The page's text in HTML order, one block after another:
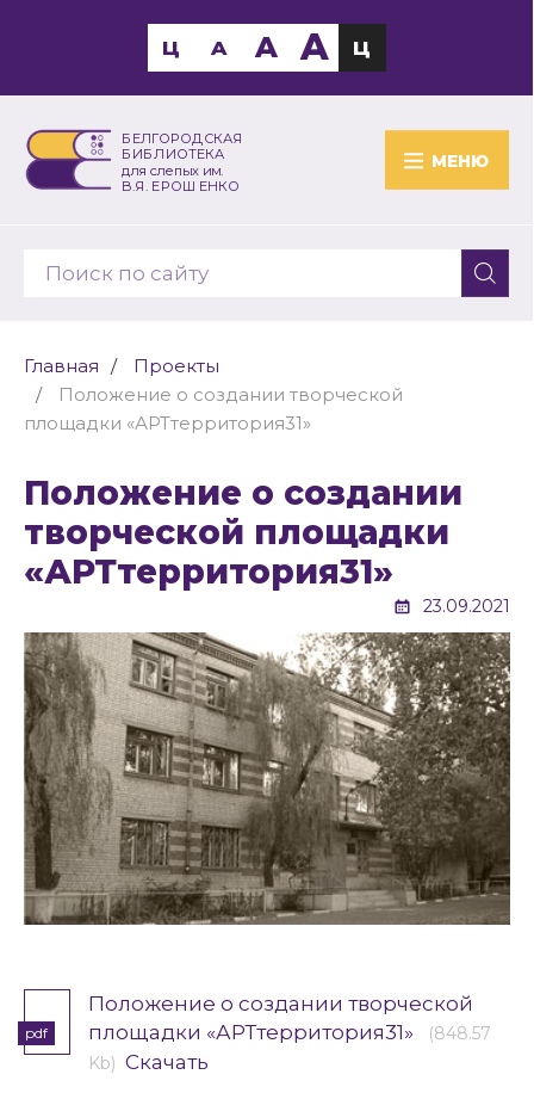
БЕЛГОРОДСКАЯ
БИБЛИОТЕКА
для слепых им.
В.Я. ЕРОШЕНКО
МЕНЮ
Ц A A A Ц
Главная
Проекты
Положение о создании творческой
площадки «АРТтерритория31»
Положение о создании
творческой площадки
«АРТтерритория31»
23.09.2021
pdf
Положение о создании творческой
площадки «АРТтерритория31»
(848.57
Kb) Скачать